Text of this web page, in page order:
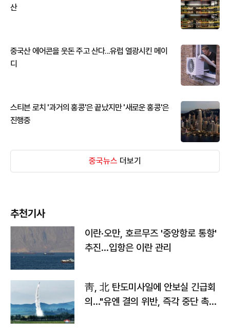
산
중국산 에어콘을 웃돈 주고 산다...유럽 열광시킨 메이
디
스티븐 로치 '과거의 홍콩'은 끝났지만 '새로운 홍콩'은
진행중
중국뉴스 더보기
추천기사
이란·오만, 호르무즈 '중앙항로 통항'
추진…입항은 이란 관리
靑, 北 탄도미사일에 안보실 긴급회
의…"유엔 결의 위반, 즉각 중단 촉